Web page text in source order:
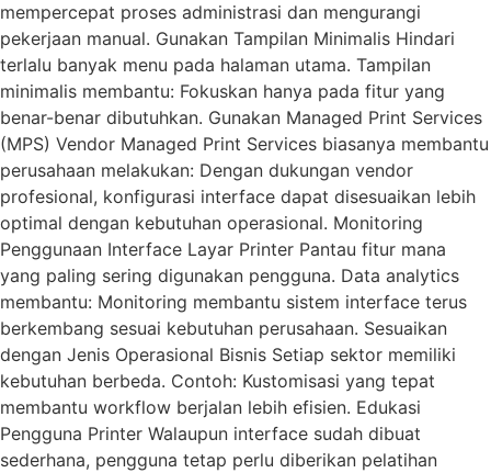
mempercepat proses administrasi dan mengurangi
pekerjaan manual. Gunakan Tampilan Minimalis Hindari
terlalu banyak menu pada halaman utama. Tampilan
minimalis membantu: Fokuskan hanya pada fitur yang
benar-benar dibutuhkan. Gunakan Managed Print Services
(MPS) Vendor Managed Print Services biasanya membantu
perusahaan melakukan: Dengan dukungan vendor
profesional, konfigurasi interface dapat disesuaikan lebih
optimal dengan kebutuhan operasional. Monitoring
Penggunaan Interface Layar Printer Pantau fitur mana
yang paling sering digunakan pengguna. Data analytics
membantu: Monitoring membantu sistem interface terus
berkembang sesuai kebutuhan perusahaan. Sesuaikan
dengan Jenis Operasional Bisnis Setiap sektor memiliki
kebutuhan berbeda. Contoh: Kustomisasi yang tepat
membantu workflow berjalan lebih efisien. Edukasi
Pengguna Printer Walaupun interface sudah dibuat
sederhana, pengguna tetap perlu diberikan pelatihan